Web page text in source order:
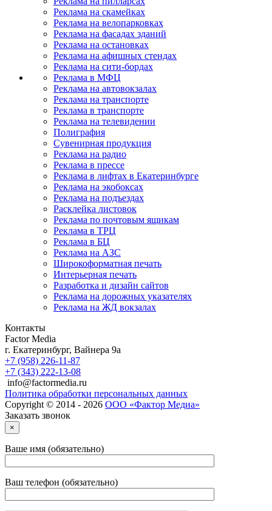
Реклама на скамейках
Реклама на велопарковках
Реклама на фасадах зданий
Реклама на остановках
Реклама на афишных стендах
Реклама на сити-бордах
Реклама в МФЦ
Реклама на автовокзалах
Реклама на транспорте
Реклама в транспорте
Реклама на телевидении
Полиграфия
Сувенирная продукция
Реклама на радио
Реклама в прессе
Реклама в лифтах в Екатеринбурге
Реклама на экобоксах
Реклама на подъездах
Расклейка листовок
Реклама по почтовым ящикам
Реклама в ТРЦ
Реклама в БЦ
Реклама на АЗС
Широкоформатная печать
Интерьерная печать
Разработка и дизайн сайтов
Реклама на дорожных указателях
Реклама на ЖД вокзалах
Контакты
Factor Media
г. Екатеринбург, Вайнера 9а
+7 (958) 226-11-87
+7 (343) 222-13-08
info@factormedia.ru
Политика обработки персональных данных
Copyright © 2014 - 2026 ООО «Фактор Медиа»
Заказать звонок
×
Ваше имя (обязательно)
Ваш телефон (обязательно)